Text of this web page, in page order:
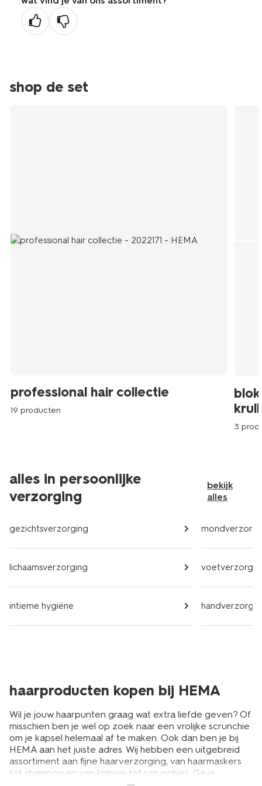
shop de set
professional hair collectie
19 producten
3
alles in persoonlijke
verzorging
bekijk
alles
gezichtsverzorging
lichaamsverzorging
intieme hygiëne
haarproducten kopen bij HEMA
Wil je jouw haarpunten graag wat extra liefde geven? Of
misschien ben je wel op zoek naar een vrolijke scrunchie
om je kapsel helemaal af te maken. Ook dan ben je bij
HEMA aan het juiste adres. Wij hebben een uitgebreid
assortiment aan fijne haarverzorging, van haarmaskers
tot shampoo en van knipjes tot scrunchies. Ga je